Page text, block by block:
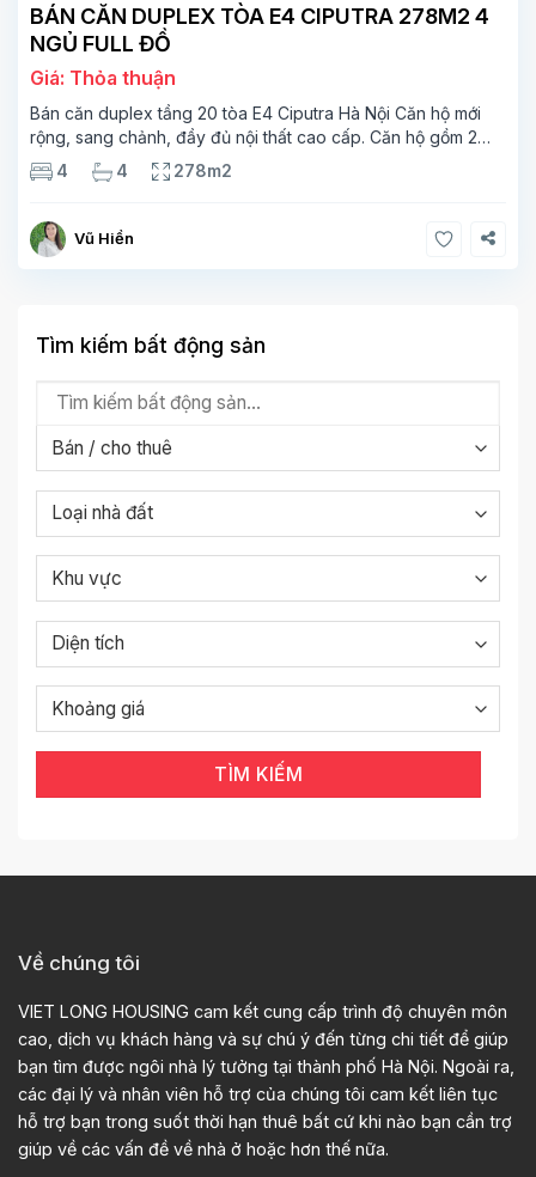
BÁN CĂN DUPLEX TÒA E4 CIPUTRA 278M2 4
NGỦ FULL ĐỒ
Giá: Thỏa thuận
Bán căn duplex tầng 20 tòa E4 Ciputra Hà Nội Căn hộ mới
rộng, sang chảnh, đầy đủ nội thất cao cấp. Căn hộ gồm 2
tầng. Tầng 1 rộng 142m2 bao gồm phòng khách, phòng ăn,
phòng bếp, 2 phòng ngủ,
4 4 278m2
Vũ Hiền
Tìm kiếm bất động sản
TÌM KIẾM
Về chúng tôi
VIET LONG HOUSING cam kết cung cấp trình độ chuyên môn
cao, dịch vụ khách hàng và sự chú ý đến từng chi tiết để giúp
bạn tìm được ngôi nhà lý tưởng tại thành phố Hà Nội. Ngoài ra,
các đại lý và nhân viên hỗ trợ của chúng tôi cam kết liên tục
hỗ trợ bạn trong suốt thời hạn thuê bất cứ khi nào bạn cần trợ
giúp về các vấn đề về nhà ở hoặc hơn thế nữa.